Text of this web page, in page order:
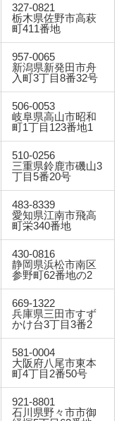
327-0821
栃木県佐野市高萩
町411番地
957-0065
新潟県新発田市舟
入町3丁目8番32号
506-0053
岐阜県高山市昭和
町1丁目123番地1
510-0256
三重県鈴鹿市磯山3
丁目5番20号
483-8339
愛知県江南市飛高
町栄340番地
430-0816
静岡県浜松市南区
参野町62番地の2
669-1322
兵庫県三田市すず
かけ台3丁目3番2
581-0004
大阪府八尾市東本
町4丁目2番50号
921-8801
石川県野々市市御